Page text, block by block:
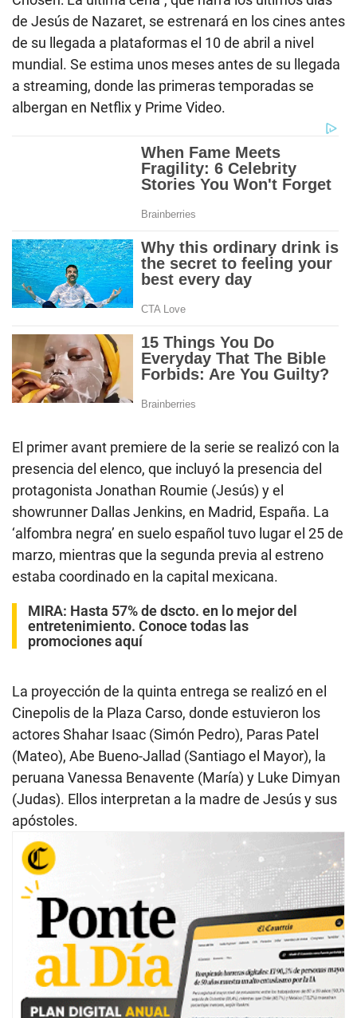
de Jesús de Nazaret, se estrenará en los cines antes
de su llegada a plataformas el 10 de abril a nivel
mundial. Se estima unos meses antes de su llegada
a streaming, donde las primeras temporadas se
albergan en Netflix y Prime Video.
El primer avant premiere de la serie se realizó con la
presencia del elenco, que incluyó la presencia del
protagonista Jonathan Roumie (Jesús) y el
showrunner Dallas Jenkins, en Madrid, España. La
‘alfombra negra’ en suelo español tuvo lugar el 25 de
marzo, mientras que la segunda previa al estreno
estaba coordinado en la capital mexicana.
MIRA: Hasta 57% de dscto. en lo mejor del
entretenimiento. Conoce todas las
promociones aquí
La proyección de la quinta entrega se realizó en el
Cinepolis de la Plaza Carso, donde estuvieron los
actores Shahar Isaac (Simón Pedro), Paras Patel
(Mateo), Abe Bueno-Jallad (Santiago el Mayor), la
peruana Vanessa Benavente (María) y Luke Dimyan
(Judas). Ellos interpretan a la madre de Jesús y sus
apóstoles.